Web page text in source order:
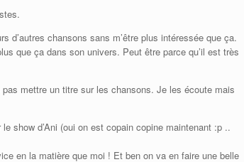
d’autres chansons sans m’être plus intéressée que ça.
que ça dans son univers. Peut être parce qu’il est très
mettre un titre sur les chansons. Je les écoute mais
show d’Ani (oui on est copain copine maintenant :p ..
en la matière que moi ! Et ben on va en faire une belle